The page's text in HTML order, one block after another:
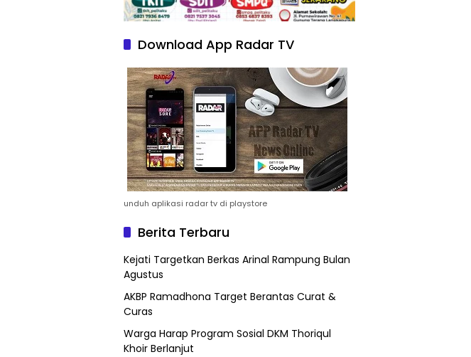
Download App Radar TV
unduh aplikasi radar tv di playstore
Berita Terbaru
Kejati Targetkan Berkas Arinal Rampung Bulan
Agustus
AKBP Ramadhona Target Berantas Curat &
Curas
Warga Harap Program Sosial DKM Thoriqul
Khoir Berlanjut